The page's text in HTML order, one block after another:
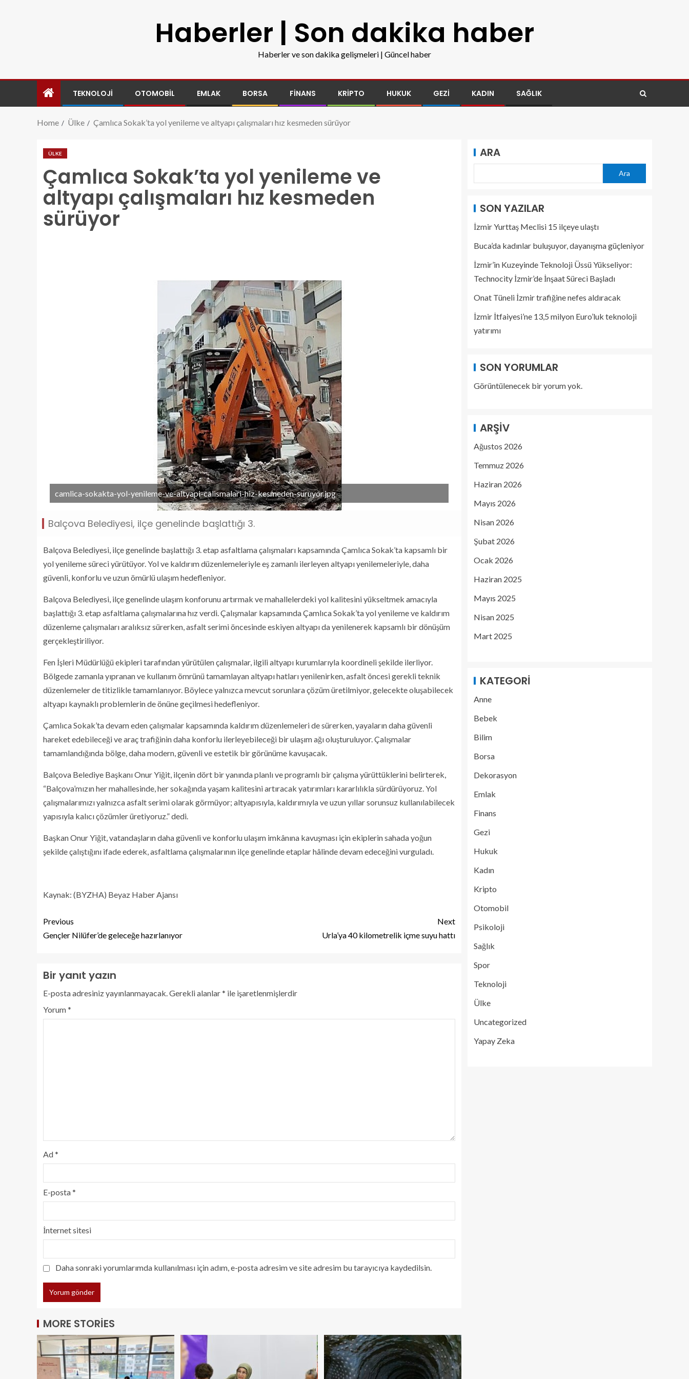
Haberler | Son dakika haber
Haberler ve son dakika gelişmeleri | Güncel haber
TEKNOLOJI OTOMOBIL EMLAK BORSA FINANS KRIPTO HUKUK GEZI KADIN SAĞLIK
Home Ülke Çamlıca Sokak’ta yol yenileme ve altyapı çalışmaları hız kesmeden sürüyor
ÜLKE
Çamlıca Sokak’ta yol yenileme ve
altyapı çalışmaları hız kesmeden
sürüyor
camlica-sokakta-yol-yenileme-ve-altyapi-calismalari-hiz-kesmeden-suruyor.jpg
Balçova Belediyesi, ilçe genelinde başlattığı 3.
Balçova Belediyesi, ilçe genelinde başlattığı 3. etap asfaltlama çalışmaları kapsamında Çamlıca Sokak’ta kapsamlı bir
yol yenileme süreci yürütüyor. Yol ve kaldırım düzenlemeleriyle eş zamanlı ilerleyen altyapı yenilemeleriyle, daha
güvenli, konforlu ve uzun ömürlü ulaşım hedefleniyor.
Balçova Belediyesi, ilçe genelinde ulaşım konforunu artırmak ve mahallelerdeki yol kalitesini yükseltmek amacıyla
başlattığı 3. etap asfaltlama çalışmalarına hız verdi. Çalışmalar kapsamında Çamlıca Sokak’ta yol yenileme ve kaldırım
düzenleme çalışmaları aralıksız sürerken, asfalt serimi öncesinde eskiyen altyapı da yenilenerek kapsamlı bir dönüşüm
gerçekleştiriliyor.
Fen İşleri Müdürlüğü ekipleri tarafından yürütülen çalışmalar, ilgili altyapı kurumlarıyla koordineli şekilde ilerliyor.
Bölgede zamanla yıpranan ve kullanım ömrünü tamamlayan altyapı hatları yenilenirken, asfalt öncesi gerekli teknik
düzenlemeler de titizlikle tamamlanıyor. Böylece yalnızca mevcut sorunlara çözüm üretilmiyor, gelecekte oluşabilecek
altyapı kaynaklı problemlerin de önüne geçilmesi hedefleniyor.
Çamlıca Sokak’ta devam eden çalışmalar kapsamında kaldırım düzenlemeleri de sürerken, yayaların daha güvenli
hareket edebileceği ve araç trafiğinin daha konforlu ilerleyebileceği bir ulaşım ağı oluşturuluyor. Çalışmalar
tamamlandığında bölge, daha modern, güvenli ve estetik bir görünüme kavuşacak.
Balçova Belediye Başkanı Onur Yiğit, ilçenin dört bir yanında planlı ve programlı bir çalışma yürüttüklerini belirterek,
“Balçova’mızın her mahallesinde, her sokağında yaşam kalitesini artıracak yatırımları kararlılıkla sürdürüyoruz. Yol
çalışmalarımızı yalnızca asfalt serimi olarak görmüyor; altyapısıyla, kaldırımıyla ve uzun yıllar sorunsuz kullanılabilecek
yapısıyla kalıcı çözümler üretiyoruz.” dedi.
Başkan Onur Yiğit, vatandaşların daha güvenli ve konforlu ulaşım imkânına kavuşması için ekiplerin sahada yoğun
şekilde çalıştığını ifade ederek, asfaltlama çalışmalarının ilçe genelinde etaplar hâlinde devam edeceğini vurguladı.
Kaynak: (BYZHA) Beyaz Haber Ajansı
Previous
Gençler Nilüfer’de geleceğe hazırlanıyor
Next
Urla’ya 40 kilometrelik içme suyu hattı
Bir yanıt yazın
E-posta adresiniz yayınlanmayacak.Gerekli alanlar* ile işaretlenmişlerdir
Yorum*
Ad*
E-posta*
İnternet sitesi
Daha sonraki yorumlarımda kullanılması için adım, e-posta adresim ve site adresim bu tarayıcıya kaydedilsin.
MORE STORIES
ARA
Ara
SON YAZILAR
İzmir Yurttaş Meclisi 15 ilçeye ulaştı
Buca’da kadınlar buluşuyor, dayanışma güçleniyor
İzmir’in Kuzeyinde Teknoloji Üssü Yükseliyor:
Technocity İzmir’de İnşaat Süreci Başladı
Onat Tüneli İzmir trafiğine nefes aldıracak
İzmir İtfaiyesi’ne 13,5 milyon Euro’luk teknoloji
yatırımı
SON YORUMLAR
Görüntülenecek bir yorum yok.
ARŞIV
Ağustos 2026
Temmuz 2026
Haziran 2026
Mayıs 2026
Nisan 2026
Şubat 2026
Ocak 2026
Haziran 2025
Mayıs 2025
Nisan 2025
Mart 2025
KATEGORI
Anne
Bebek
Bilim
Borsa
Dekorasyon
Emlak
Finans
Gezi
Hukuk
Kadın
Kripto
Otomobil
Psikoloji
Sağlık
Spor
Teknoloji
Ülke
Uncategorized
Yapay Zeka